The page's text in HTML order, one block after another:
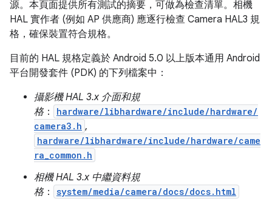
源。本頁面提供所有測試的摘要，可做為檢查清單。相機
HAL 實作者 (例如 AP 供應商) 應逐行檢查 Camera HAL3 規
格，確保裝置符合規格。
目前的 HAL 規格定義於 Android 5.0 以上版本通用 Android
平台開發套件 (PDK) 的下列檔案中：
攝影機 HAL 3.x 介面和規
格：
hardware/libhardware/include/hardware/
camera3.h ,
hardware/libhardware/include/hardware/came
ra_common.h
相機 HAL 3.x 中繼資料規
格： system/media/camera/docs/docs.html